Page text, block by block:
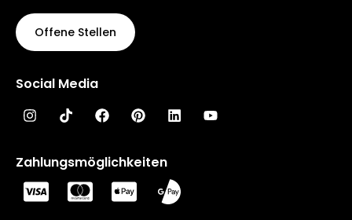
Offene Stellen
Social Media
Zahlungsmöglichkeiten